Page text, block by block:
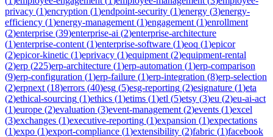
privacy (1)encryption (1)endpoint-security (1)energy (3)energy-
efficiency (1)energy-management (1)engagement (1)enrollment
(2)enterprise (39)enterprise-ai (2)enterprise-architecture
(1)enterprise-content (1)enterprise-software (1)eoq (1)epicor
(2)epicor-kinetic (1)eprivacy (1)equipment (2)equipment-rental
(2)erp (225)erp-architecture (1)erp-automation (1)erp-comparison
(9)erp-configuration (1)erp-failure (1)erp-integration (8)erp-selection
(2)erpnext (18)errors (40)esg (5)esg-reporting (2)esignature (1)eta
(2)ethical-sourcing (1)ethics (1)etims (1)etl (5)etsy (3)eu (2)eu-ai-act
(1)europe (2)evaluation (3)event-management (2)events (1)excel
(3)exchanges (1)executive-reporting (1)expansion (1)expectations
(1)expo (1)export-compliance (1)extensibility (2)fabric (1)facebook